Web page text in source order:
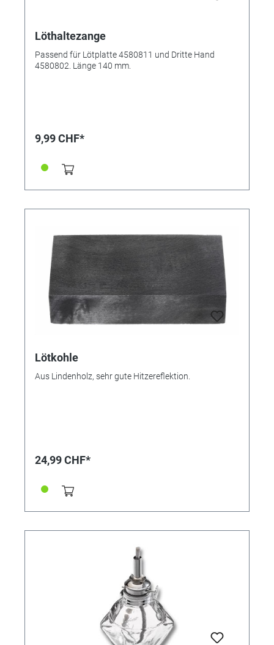
Löthaltezange
Passend für Lötplatte 4580811 und Dritte Hand
4580802. Länge 140 mm.
9,99 CHF*
Lötkohle
Aus Lindenholz, sehr gute Hitzereflektion.
24,99 CHF*